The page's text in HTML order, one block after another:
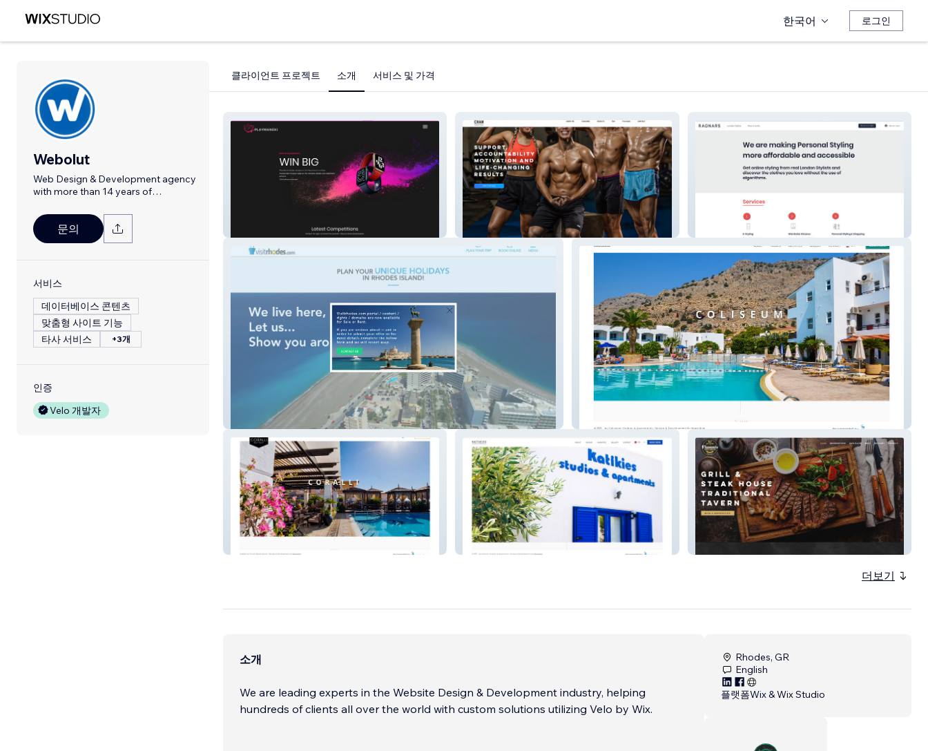
한국어 로그인
Webolut
Web Design & Development agency
with more than 14 years of
문의
서비스
데이터베이스 콘텐츠
맞춤형 사이트 기능
타사 서비스
+3개
인증
Velo 개발자
클라이언트 프로젝트 소개 서비스 및 가격
Ray Chan PT RAGNARS
Visitrhodes
Katikies Studios Yiannis Grill House
더보기
소개
We are leading experts in the Website Design & Development industry, helping
hundreds of clients all over the world with custom solutions utilizing Velo by Wix.
Rhodes, GR
English
플랫폼Wix & Wix Studio